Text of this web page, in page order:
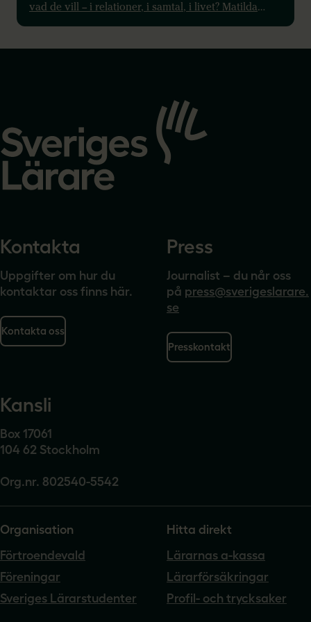
vad de vill – i relationer, i samtal, i livet? Matilda
undervisa om det svåra – och viktigaste.
startsidan
Kontakta
Uppgifter om hur du
kontaktar oss finns här.
Kontakta oss
Press
Journalist – du når oss
på press@sverigeslarare.
se
Presskontakt
Kansli
Box 17061
104 62 Stockholm
Org.nr. 802540-5542
Organisation
Förtroendevald
Föreningar
Sveriges Lärarstudenter
Hitta direkt
Lärarnas a-kassa
Lärarförsäkringar
Profil- och trycksaker